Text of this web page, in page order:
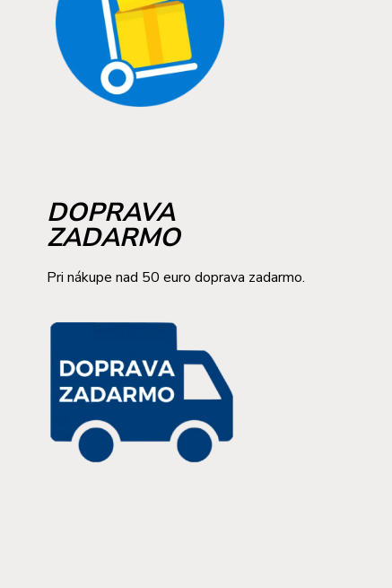
DOPRAVA
ZADARMO
Pri nákupe nad 50 euro doprava zadarmo.